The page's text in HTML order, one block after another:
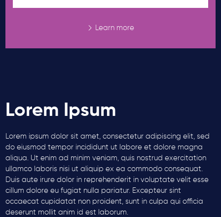
Learn more
Lorem Ipsum
Lorem ipsum dolor sit amet, consectetur adipiscing elit, sed
do eiusmod tempor incididunt ut labore et dolore magna
aliqua. Ut enim ad minim veniam, quis nostrud exercitation
ullamco laboris nisi ut aliquip ex ea commodo consequat.
Duis aute irure dolor in reprehenderit in voluptate velit esse
cillum dolore eu fugiat nulla pariatur. Excepteur sint
occaecat cupidatat non proident, sunt in culpa qui officia
deserunt mollit anim id est laborum.